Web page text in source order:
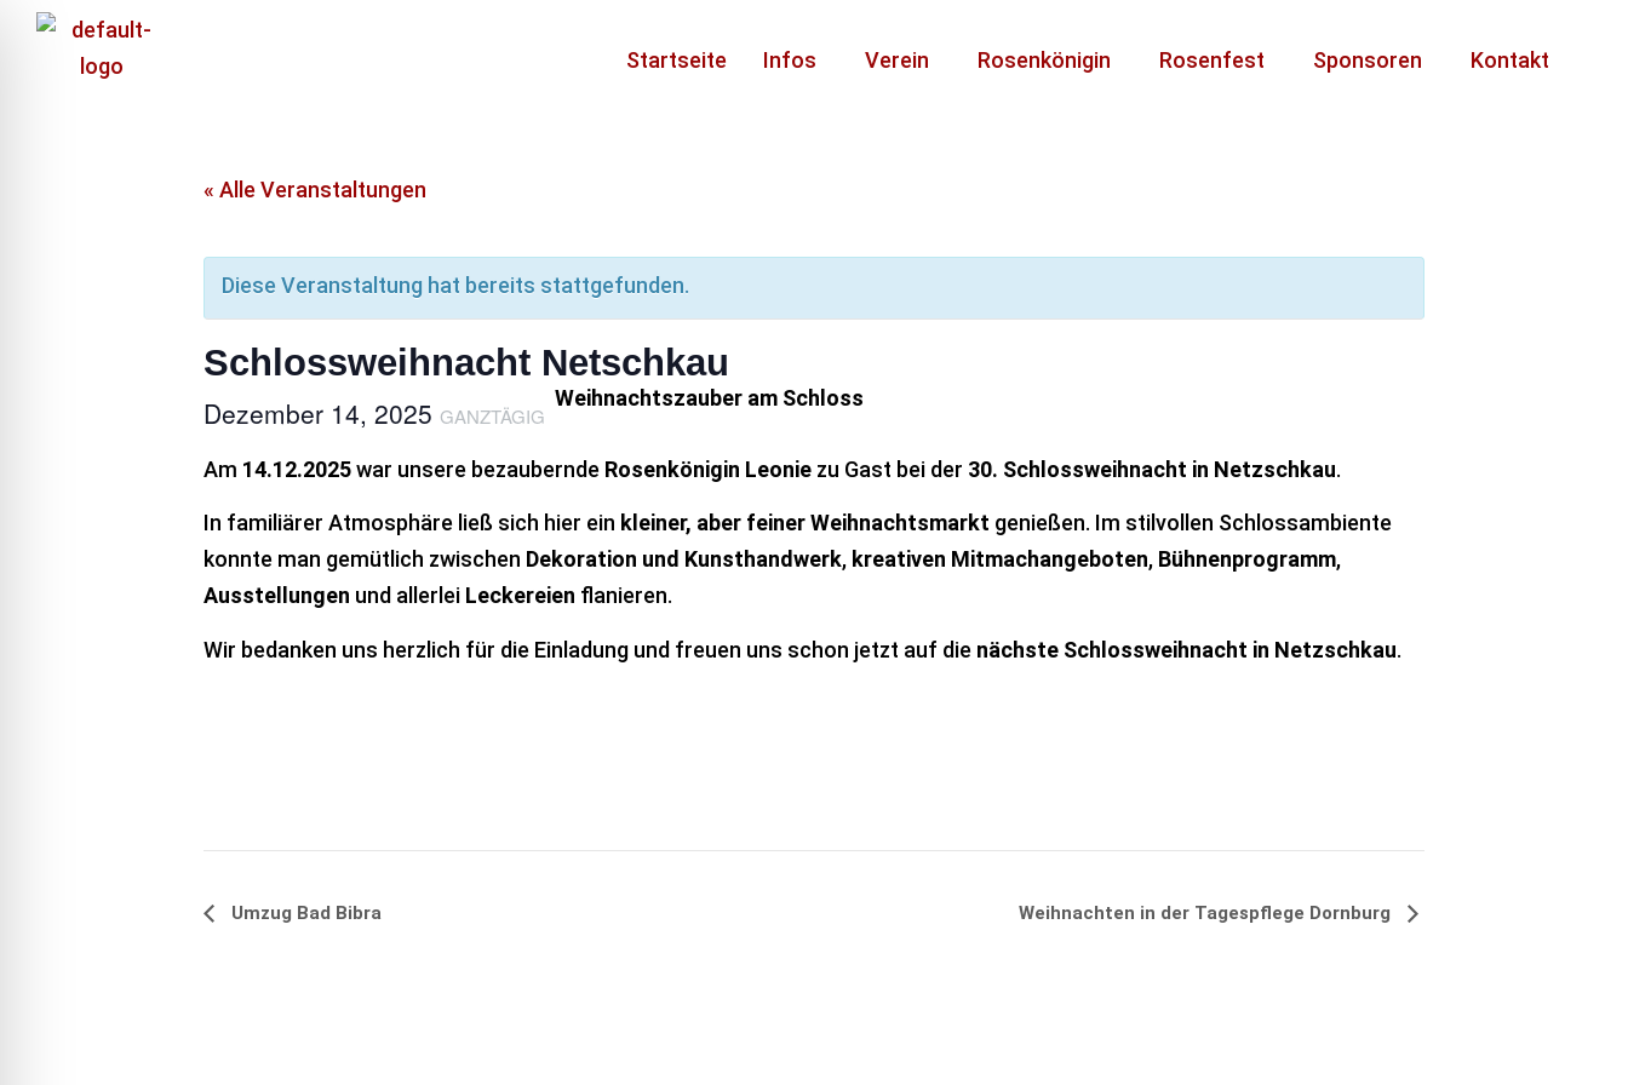
Startseite Infos Verein Rosenkönigin Rosenfest Sponsoren Kontakt
« Alle Veranstaltungen
Diese Veranstaltung hat bereits stattgefunden.
Schlossweihnacht Netschkau
Dezember 14, 2025 GANZTÄGIG
Weihnachtszauber am Schloss
Am 14.12.2025war unsere bezaubernde Rosenkönigin Leonie zu Gast bei der 30. Schlossweihnacht in Netzschkau.
In familiärer Atmosphäre ließ sich hier ein kleiner, aber feiner Weihnachtsmarkt genießen. Im stilvollen Schlossambiente
konnte man gemütlich zwischen Dekoration und Kunsthandwerk, kreativen Mitmachangeboten, Bühnenprogramm,
Ausstellungen und allerlei Leckereien flanieren.
Wir bedanken uns herzlich für die Einladung und freuen uns schon jetzt auf die nächste Schlossweihnacht in Netzschkau.
Veranstaltung-
Umzug Bad Bibra Weihnachten in der Tagespflege Dornburg